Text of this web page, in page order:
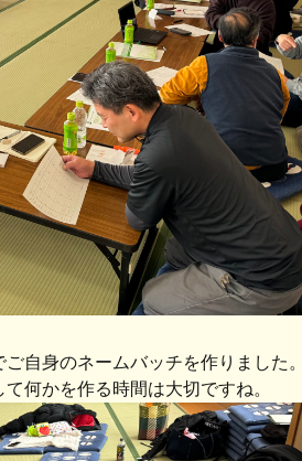
自身のネームバッチを作りました。
何かを作る時間は大切ですね。